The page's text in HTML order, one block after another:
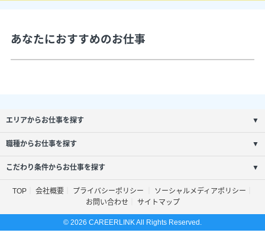
あなたにおすすめのお仕事
エリアからお仕事を探す ▼
職種からお仕事を探す ▼
こだわり条件からお仕事を探す ▼
TOP 会社概要 プライバシーポリシー
ソーシャルメディアポリシー
お問い合わせ
サイトマップ
© 2026 CAREERLINK All Rights Reserved.